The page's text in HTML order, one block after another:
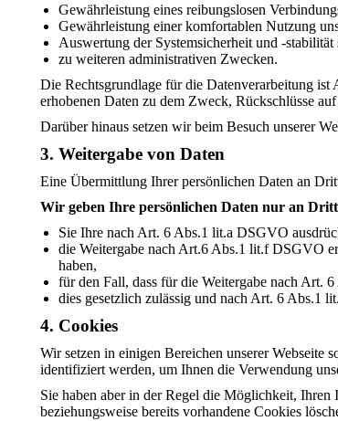
Gewährleistung eines reibungslosen
Gewährleistung einer komfortablen Nutzung
Auswertung der Systemsicherheit und -stabilität
zu weiteren administrativen Zwecken.
Die Rechtsgrundlage für die Datenverarbeitung
erhobenen Daten zu dem Zweck, Rückschlüsse
Darüber hinaus setzen wir beim Besuch unserer
3. Weitergabe von Daten
Eine Übermittlung Ihrer persönlichen Daten an
Wir geben Ihre persönlichen Daten nur an
Sie Ihre nach Art. 6 Abs.1 lit.a DSGVO
die Weitergabe nach Art.6 Abs.1 lit.f DSGVO
haben,
für den Fall, dass für die Weitergabe nach Art.
dies gesetzlich zulässig und nach Art. 6 Abs.1
4. Cookies
Wir setzen in einigen Bereichen unserer Webseite
identifiziert werden, um Ihnen die Verwendung
Sie haben aber in der Regel die Möglichkeit, Ihren
beziehungsweise bereits vorhandene Cookies